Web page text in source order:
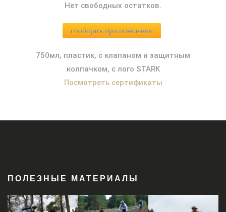
Нет свободных остатков.
сообщить при появлении
750мл, пластик, с клапаном и защитным
колпачком, с лого STARK
Посмотреть сертификаты
ПОЛЕЗНЫЕ МАТЕРИАЛЫ